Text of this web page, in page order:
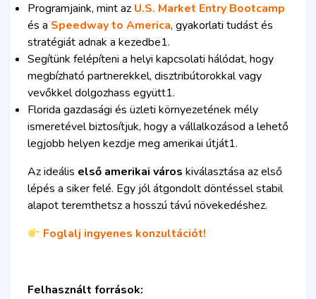
Programjaink, mint az U.S. Market Entry Bootcamp
és a Speedway to America, gyakorlati tudást és
stratégiát adnak a kezedbe1.
Segítünk felépíteni a helyi kapcsolati hálódat, hogy
megbízható partnerekkel, disztribútorokkal vagy
vevőkkel dolgozhass együtt1.
Florida gazdasági és üzleti környezetének mély
ismeretével biztosítjuk, hogy a vállalkozásod a lehető
legjobb helyen kezdje meg amerikai útját1.
Az ideális első amerikai város kiválasztása az első
lépés a siker felé. Egy jól átgondolt döntéssel stabil
alapot teremthetsz a hosszú távú növekedéshez.
Foglalj ingyenes konzultációt!
Felhasznált források: